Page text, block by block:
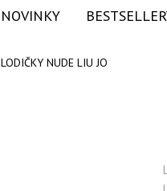
NOVINKY
LODIČKY NUDE LIU JO